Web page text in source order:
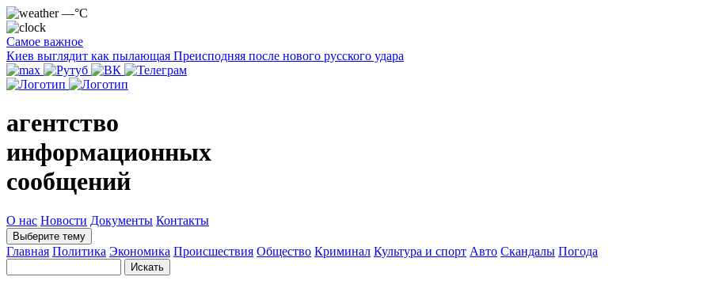
—°C
Самое важное
Киев выглядит как пылающая Преисподняя после нового русского удара
агентство
информационных
сообщений
О нас Новости Документы Контакты
Выберите тему
Главная Политика Экономика Происшествия Общество Криминал Культура и спорт Авто Скандалы Погода